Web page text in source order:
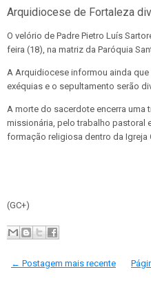
Arquidiocese de Fortaleza
O velório de Padre Pietro Luís
feira (18), na matriz da Paróquia
A Arquidiocese informou ainda
exéquias e o sepultamento serão
A morte do sacerdote encerra uma
missionária, pelo trabalho pastoral
formação religiosa dentro da Igreja
(GC+)
← Postagem mais recente